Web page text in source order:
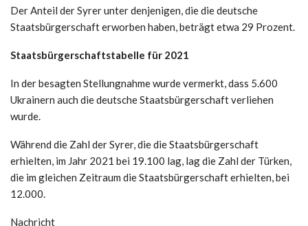
Der Anteil der Syrer unter denjenigen, die die deutsche
Staatsbürgerschaft erworben haben, beträgt etwa 29 Prozent.
Staatsbürgerschaftstabelle für 2021
In der besagten Stellungnahme wurde vermerkt, dass 5.600
Ukrainern auch die deutsche Staatsbürgerschaft verliehen
wurde.
Während die Zahl der Syrer, die die Staatsbürgerschaft
erhielten, im Jahr 2021 bei 19.100 lag, lag die Zahl der Türken,
die im gleichen Zeitraum die Staatsbürgerschaft erhielten, bei
12.000.
Nachricht